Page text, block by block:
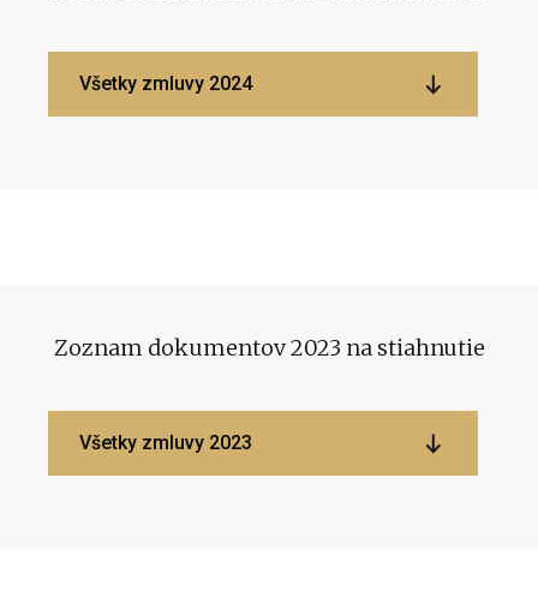
Všetky zmluvy 2024
Zoznam dokumentov 2023 na stiahnutie
Všetky zmluvy 2023